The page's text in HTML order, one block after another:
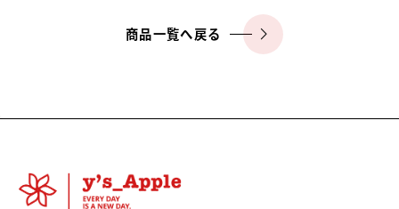
商品一覧へ戻る